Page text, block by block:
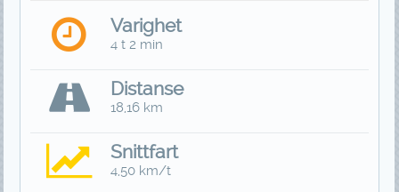
Varighet
4 t 2 min
Distanse
18,16 km
Snittfart
4,50 km/t